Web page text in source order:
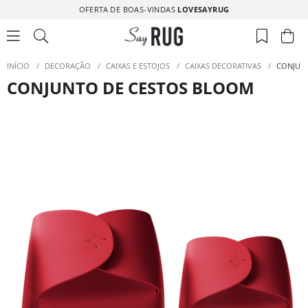
OFERTA DE BOAS-VINDAS LOVESAYRUG
INÍCIO / DECORAÇÃO / CAIXAS E ESTOJOS / CAIXAS DECORATIVAS /
CONJUNTO DE CESTOS BLOOM